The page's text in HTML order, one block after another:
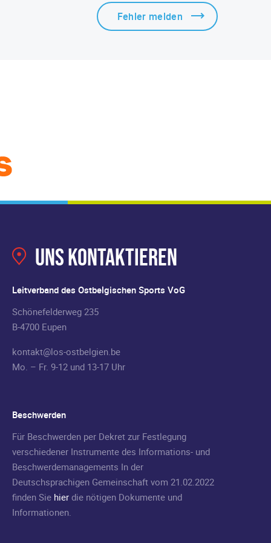
Fehler melden
Uns kontaktieren
Leitverband des Ostbelgischen Sports VoG
Schönefelderweg 235
B-4700 Eupen
kontakt@los-ostbelgien.be
Mo. – Fr. 9-12 und 13-17 Uhr
Beschwerden
Für Beschwerden per Dekret zur Festlegung
verschiedener Instrumente des Informations- und
Beschwerdemanagements In der
Deutschsprachigen Gemeinschaft vom 21.02.2022
finden Sie hier die nötigen Dokumente und
Informationen.